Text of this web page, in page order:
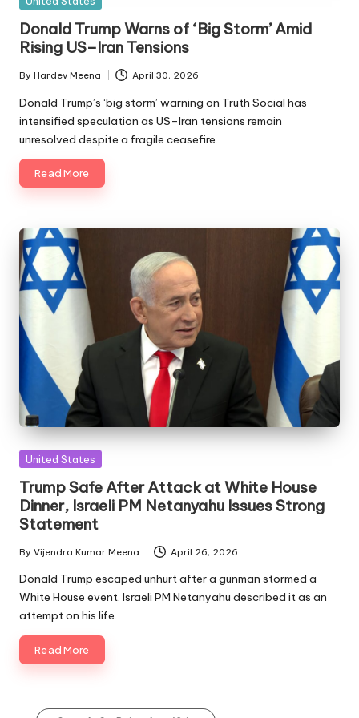
Donald Trump Warns of ‘Big Storm’ Amid
Rising US–Iran Tensions
Posted
by
By Hardev Meena April 30, 2026
Donald Trump’s ‘big storm’ warning on Truth Social has
intensified speculation as US–Iran tensions remain
unresolved despite a fragile ceasefire.
Read More
Posted
United States
Trump Safe After Attack at White House
Dinner, Israeli PM Netanyahu Issues Strong
Statement
Posted
by
By Vijendra Kumar Meena April 26, 2026
Donald Trump escaped unhurt after a gunman stormed a
White House event. Israeli PM Netanyahu described it as an
attempt on his life.
Read More